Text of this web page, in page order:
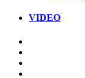
VIDEO